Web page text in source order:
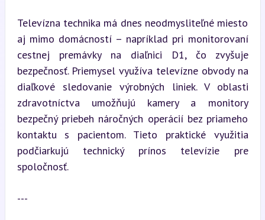
Televízna technika má dnes neodmysliteľné miesto
aj mimo domácností – napríklad pri monitorovaní
cestnej premávky na diaľnici D1, čo zvyšuje
bezpečnosť. Priemysel využíva televízne obvody na
diaľkové sledovanie výrobných liniek. V oblasti
zdravotníctva umožňujú kamery a monitory
bezpečný priebeh náročných operácií bez priameho
kontaktu s pacientom. Tieto praktické využitia
podčiarkujú technický prínos televízie pre
spoločnosť.
---